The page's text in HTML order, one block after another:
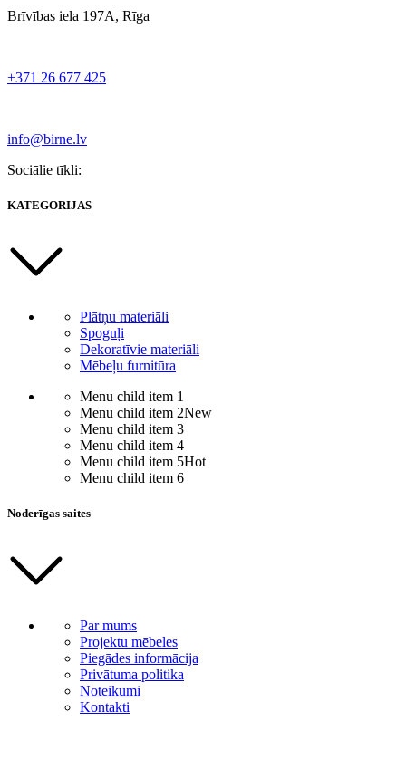
Brīvības iela 197A, Rīga
+371 26 677 425
info@birne.lv
Sociālie tīkli:
KATEGORIJAS
Plātņu materiāli
Spoguļi
Dekoratīvie materiāli
Mēbeļu furnitūra
Menu child item 1
Menu child item 2New
Menu child item 3
Menu child item 4
Menu child item 5Hot
Menu child item 6
Noderīgas saites
Par mums
Projektu mēbeles
Piegādes informācija
Privātuma politika
Noteikumi
Kontakti